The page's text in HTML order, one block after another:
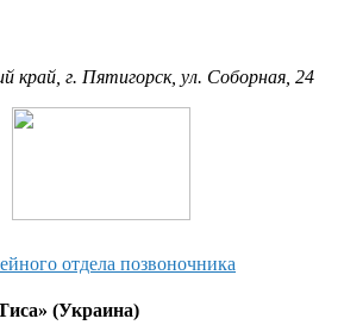
край, г. Пятигорск, ул. Соборная, 24
отдела позвоночника
(Украина)